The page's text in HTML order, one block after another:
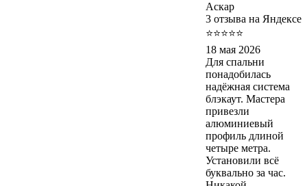
Аскар
3 отзыва на Яндексе
⭐⭐⭐⭐⭐
18 мая 2026
Для спальни
понадобилась
надёжная система
блэкаут. Мастера
привезли
алюминиевый
профиль длиной
четыре метра.
Установили всё
буквально за час.